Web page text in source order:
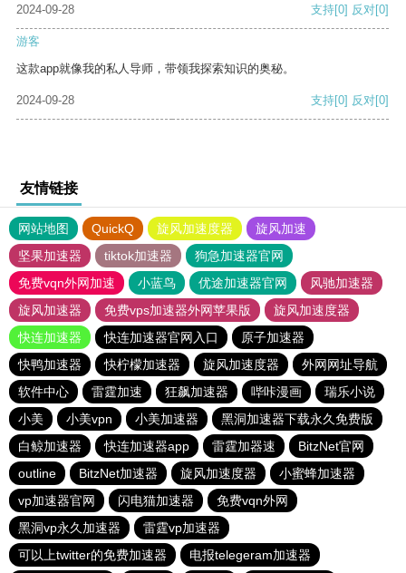
2024-09-28 支持[0] 反对[0]
游客
这款app就像我的私人导师，带领我探索知识的奥秘。
2024-09-28 支持[0] 反对[0]
友情链接
网站地图 QuickQ 旋风加速度器
旋风加速
坚果加速器
tiktok加速器
狗急加速器官网
免费vqn外网加速
小蓝鸟 优途加速器官网
风驰加速器
旋风加速器
免费vps加速器外网苹果版
旋风加速度器
快连加速器
快连加速器官网入口
原子加速器
快鸭加速器
快柠檬加速器 旋风加速度器
外网网址导航
软件中心
雷霆加速 狂飙加速器 哔咔漫画
瑞乐小说
小美
小美vpn 小美加速器
黑洞加速器下载永久免费版
白鲸加速器
快连加速器app 雷霆加器速
BitzNet官网
outline
BitzNet加速器 旋风加速度器
小蜜蜂加速器
vp加速器官网
闪电猫加速器
免费vqn外网
黑洞vp永久加速器
雷霆vp加速器
可以上twitter的免费加速器
电报telegeram加速器